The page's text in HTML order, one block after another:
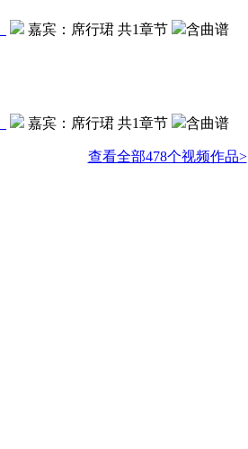
嘉宾： 席行珺 共1章节 含曲谱
嘉宾： 席行珺 共1章节 含曲谱
查看全部478个视频作品>